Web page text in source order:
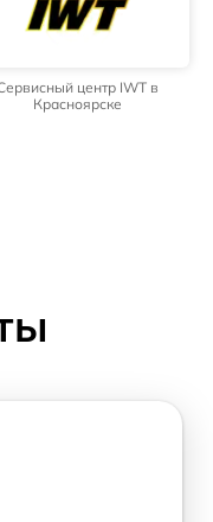
центр IWT в
Красноярске